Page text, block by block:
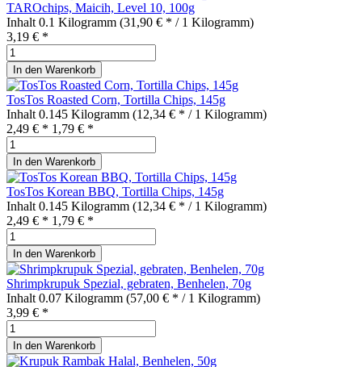
TAROchips, Maicih, Level 10, 100g
Inhalt 0.1 Kilogramm (31,90 € * / 1 Kilogramm)
3,19 € *
In den Warenkorb
TosTos Roasted Corn, Tortilla Chips, 145g
Inhalt 0.145 Kilogramm (12,34 € * / 1 Kilogramm)
2,49 € * 1,79 € *
In den Warenkorb
TosTos Korean BBQ, Tortilla Chips, 145g
Inhalt 0.145 Kilogramm (12,34 € * / 1 Kilogramm)
2,49 € * 1,79 € *
In den Warenkorb
Shrimpkrupuk Spezial, gebraten, Benhelen, 70g
Inhalt 0.07 Kilogramm (57,00 € * / 1 Kilogramm)
3,99 € *
In den Warenkorb